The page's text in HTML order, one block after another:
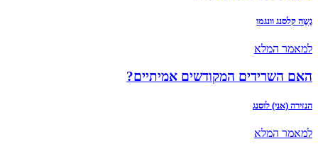
גֶשֶה קלסנג וונגמו
למאמר המלא
האם השרידים המקודשים אמיתיים?
הנזירה (אני) לוסנג
למאמר המלא